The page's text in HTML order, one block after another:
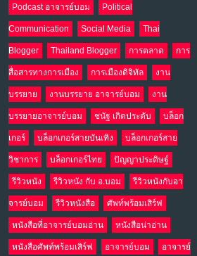
10
Podcast อาจารย์บอม Political
Communication Social Media Thai
Blogger Thailand Blogger การตลาด การ
สื่อสารทางการเมือง การเมืองดิจิทัล งาน
บรรยาย งานบรรยาย อาจารย์บอม งาน
บรรยายอาจารย์บอม ชนัฐ เกิดประดับ บล็อก
เกอร์ บล็อกเกอร์สายบันเทิง บล็อกเกอร์สาย
วิชาการ บล็อกเกอร์ไทย ปัญญาประดิษฐ์
รีวิวหนัง รีวิวหนัง กับ อ.บอม รีวิวหนังกับอา
จารย์บอม รีวิวหนังสือ ศัพท์พร้อมเสิร์ฟ
หนังสือที่อาจารย์บอมอ่าน หนังสือน่าอ่าน
หนังสือศัพท์พร้อมเสิร์ฟ อาจารย์บอม อาจารย์